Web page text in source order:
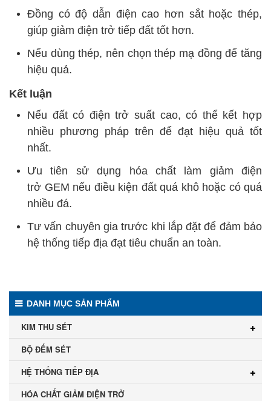
Đồng có độ dẫn điện cao hơn sắt hoặc thép,
giúp giảm điện trở tiếp đất tốt hơn.
Nếu dùng thép, nên chọn thép mạ đồng để tăng
hiệu quả.
Kết luận
Nếu đất có điện trở suất cao, có thể kết hợp
nhiều phương pháp trên để đạt hiệu quả tốt
nhất.
Ưu tiên sử dụng hóa chất làm giảm điện
trở GEM nếu điều kiện đất quá khô hoặc có quá
nhiều đá.
Tư vấn chuyên gia trước khi lắp đặt để đảm bảo
hệ thống tiếp địa đạt tiêu chuẩn an toàn.
DANH MỤC SẢN PHẨM
KIM THU SÉT
BỘ ĐẾM SÉT
HỆ THỐNG TIẾP ĐỊA
HÓA CHẤT GIẢM ĐIỆN TRỞ